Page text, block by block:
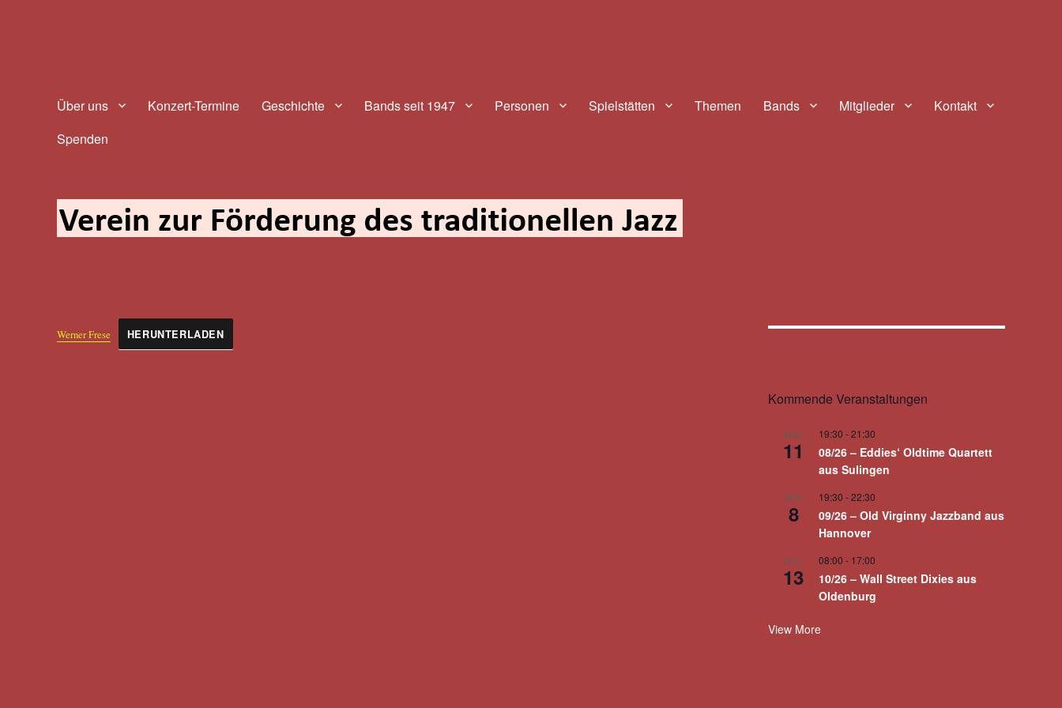
Über uns Konzert-Termine Geschichte Bands seit 1947 Personen Spielstätten Themen Bands Mitglieder
Kontakt
Spenden
Werner Frese HERUNTERLADEN
Kommende Veranstaltungen
AUG.
11
19:30 -21:30
08/26 – Eddies‘ Oldtime Quartett
aus Sulingen
SEP.
8
19:30 -22:30
09/26 – Old Virginny Jazzband aus
Hannover
OKT.
13
08:00 - 17:00
10/26 – Wall Street Dixies aus
Oldenburg
View More